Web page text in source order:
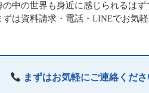
中の世界も身近に感じられるは
は資料請求・電話・LINEでお気
まずはお気軽にご連絡くだ